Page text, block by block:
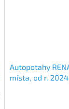
Autopotahy
místa, od r.